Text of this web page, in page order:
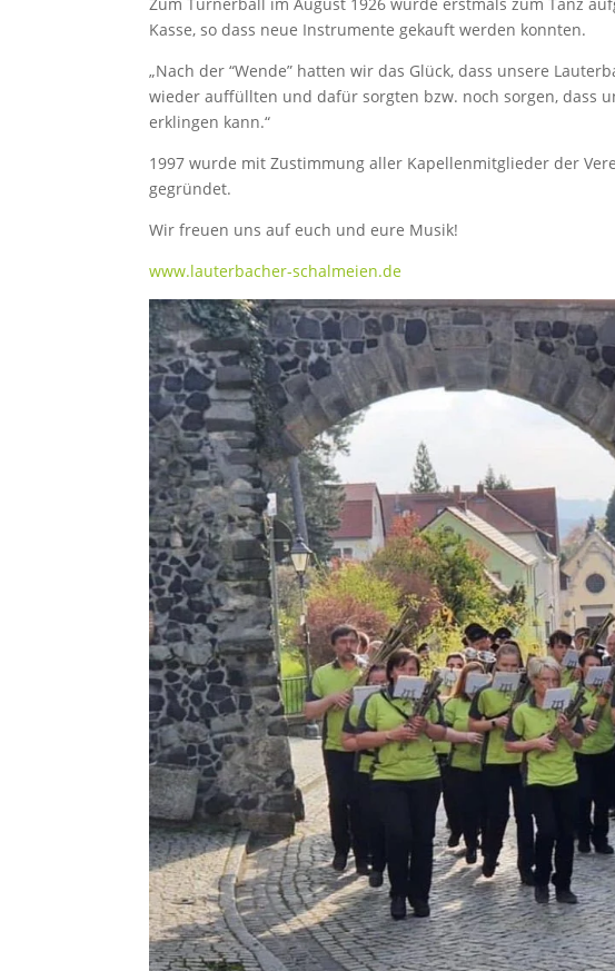
Kasse, so dass neue Instrumente gekauft werden konnten.
„Nach der “Wende” hatten wir das Glück, dass unsere
wieder auffüllten und dafür sorgten bzw. noch sorgen, dass
erklingen kann.“
1997 wurde mit Zustimmung aller Kapellenmitglieder der
gegründet.
Wir freuen uns auf euch und eure Musik!
www.lauterbacher-schalmeien.de